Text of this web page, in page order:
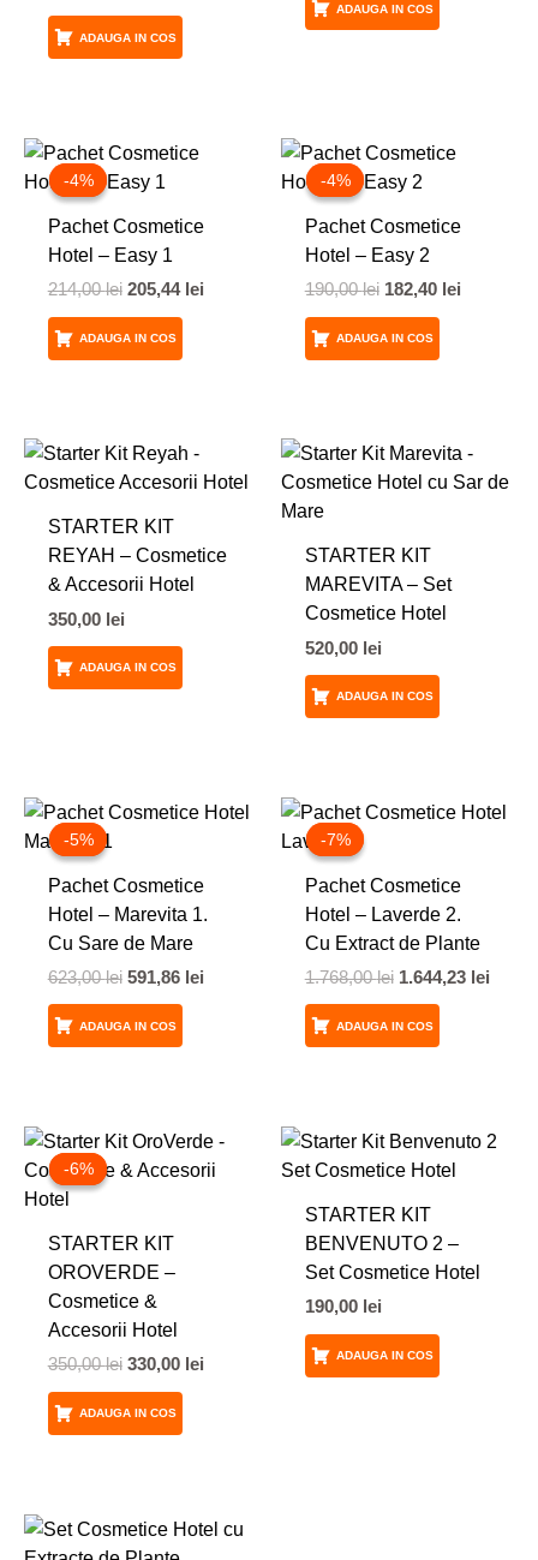
ADAUGA IN COS
ADAUGA IN COS
-4%
-4%
Pachet Cosmetice
Hotel – Easy 1
214,00lei
Prețul
inițial
a
fost:
214,00 lei.
205,44 lei
ADAUGA IN COS
-4%
-4%
Pachet Cosmetice
Hotel – Easy 2
190,00lei
Prețul
inițial
a
fost:
190,00 lei.
182,40 lei
ADAUGA IN COS
STARTER KIT
REYAH – Cosmetice
& Accesorii Hotel
350,00 lei
ADAUGA IN COS
STARTER KIT
MAREVITA – Set
Cosmetice Hotel
520,00 lei
ADAUGA IN COS
-5%
-5%
Pachet Cosmetice
Hotel – Marevita 1.
Cu Sare de Mare
623,00lei
Prețul
fost:
623,00 lei.
591,86 lei
Prețul
ADAUGA IN COS
-7%
-7%
Pachet Cosmetice
Hotel – Laverde 2.
Cu Extract de Plante
1.768,00lei
Prețul
fost:
1.768,00 lei.
1.644,23 lei
Prețul
ADAUGA IN COS
-6%
-6%
STARTER KIT
OROVERDE –
Cosmetice &
Accesorii Hotel
350,00lei
Prețul
inițial
a
330,00 lei
Prețul
curent
este:
ADAUGA IN COS
STARTER KIT
BENVENUTO 2 –
Set Cosmetice Hotel
190,00 lei
ADAUGA IN COS